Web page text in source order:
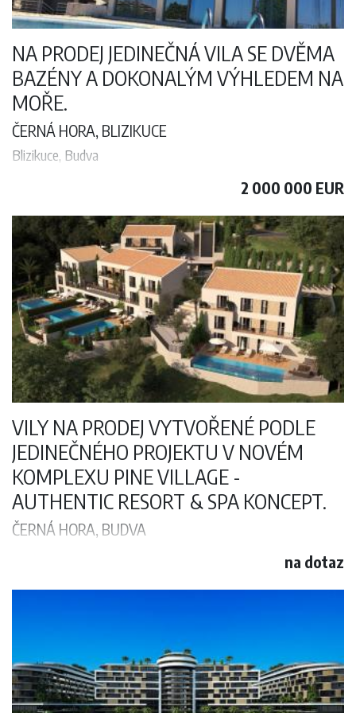
NA PRODEJ JEDINEČNÁ VILA SE DVĚMA
BAZÉNY A DOKONALÝM VÝHLEDEM NA
MOŘE.
ČERNÁ HORA, BLIZIKUCE
Blizikuce, Budva
Na prodej jedinečná vila se dvěma bazény a dokonalým výhledem na
moře. Vila je jedinečná a slouží jako budova s bytovými jednotkami.
Vila má 4 velké apartmány o rozloze 90 m2a 10 menších studií o
rozloze 25 m
V rámci pozemku se nachází velké parkoviště a také tenisové a
basketbalové hřiště, ze kterého je také nádherný výhled na moře.
Celková plocha aktivní obytné plochy je 2700m2a plocha pozemku
je 5355m2, což ponechává možnost uspořádání podle vkusu majitele.
Lokalita je perfektní, jen pár minut jízdy od Svatého Štefana I,
pouhých 15 minut od Budvy.
2 000 000 EUR
VILY NA PRODEJ VYTVOŘENÉ PODLE
JEDINEČNÉHO PROJEKTU V NOVÉM
KOMPLEXU PINE VILLAGE -
AUTHENTIC RESORT & SPA KONCEPT.
ČERNÁ HORA, BUDVA
přírodou při zachování výhod blízkosti města a pohodlí vysoké třídy.
Komplex se nachází v jedné z nejlepších oblastí Černé Hory - ve
městě Budva, známém také jako perla Jadranu a centrum
na dotaz